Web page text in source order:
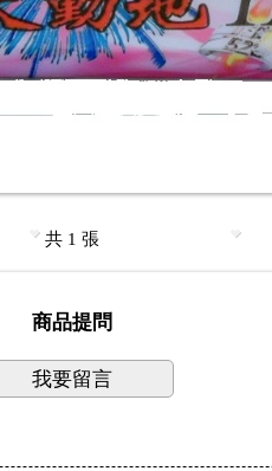
共 1 張
商品提問
我要留言